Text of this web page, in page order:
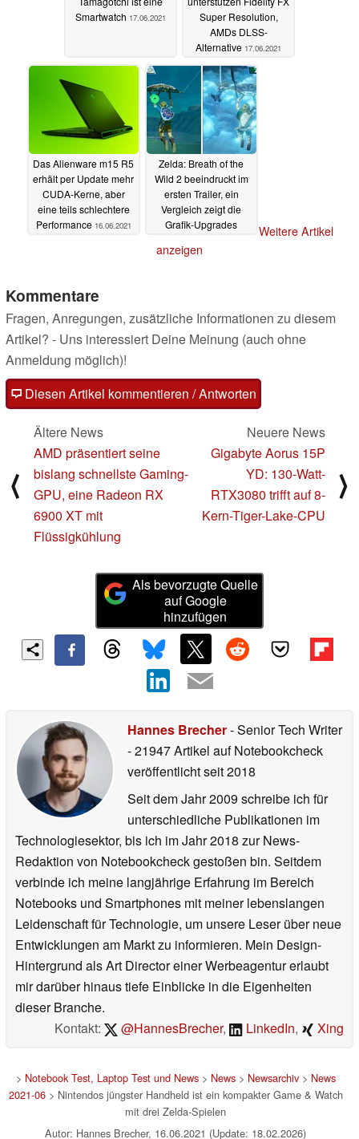
Smartwatch 17.06.2021
Super Resolution,
AMDs DLSS-
Alternative 17.06.2021
Das Alienware m15 R5
erhält per Update mehr
CUDA-Kerne, aber
eine teils schlechtere
Performance 16.06.2021
Zelda: Breath of the
Wild 2 beeindruckt im
ersten Trailer, ein
Vergleich zeigt die
Grafik-Upgrades
Weitere Artikel
anzeigen
Kommentare
Fragen, Anregungen, zusätzliche Informationen zu diesem
Artikel? - Uns interessiert Deine Meinung (auch ohne
Anmeldung möglich)!
Diesen Artikel kommentieren / Antworten
⟨
Ältere News
AMD präsentiert seine
bislang schnellste Gaming-
GPU, eine Radeon RX
6900 XT mit
Flüssigkühlung
Neuere News
Gigabyte Aorus 15P
YD: 130-Watt-
RTX3080 trifft auf 8-
Kern-Tiger-Lake-CPU
⟩
Als bevorzugte Quelle
auf Google
hinzufügen
Hannes Brecher- Senior Tech Writer
- 21947 Artikel auf Notebookcheck
veröffentlichtseit 2018
Seit dem Jahr 2009 schreibe ich für
unterschiedliche Publikationen im
Technologiesektor, bis ich im Jahr 2018 zur News-
Redaktion von Notebookcheck gestoßen bin. Seitdem
verbinde ich meine langjährige Erfahrung im Bereich
Notebooks und Smartphones mit meiner lebenslangen
Leidenschaft für Technologie, um unsere Leser über neue
Entwicklungen am Markt zu informieren. Mein Design-
Hintergrund als Art Director einer Werbeagentur erlaubt
mir darüber hinaus tiefe Einblicke in die Eigenheiten
dieser Branche.
Kontakt:
@HannesBrecher, LinkedIn, Xing
> Notebook Test, Laptop Test und News> News> Newsarchiv> News
2021-06> Nintendos jüngster Handheld ist ein kompakter Game & Watch
mit drei Zelda-Spielen
Autor: Hannes Brecher, 16.06.2021 (Update: 18.02.2026)